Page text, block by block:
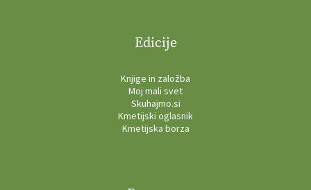
Edicije
Knjige in založba
Moj mali svet
Skuhajmo.si
Kmetijski oglasnik
Kmetijska borza